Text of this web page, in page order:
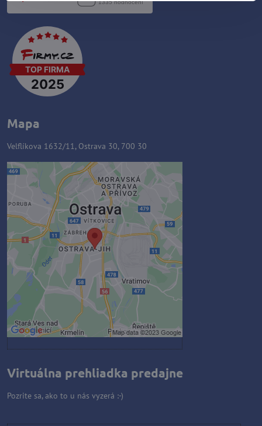
Mapa
Velflíkova 1632/11, Ostrava 30, 700 30
Externý obsah je blokovaný
Voľbami súkromia
Prajete si načítať externý obsah?
Povoliť tentokrát
Povoliť a zapamätať - súhlas s
druhom cookie: Funkčné
Otvoriť obsah v novom okne
Virtuálna prehliadka predajne
Pozrite sa, ako to u nás vyzerá :-)